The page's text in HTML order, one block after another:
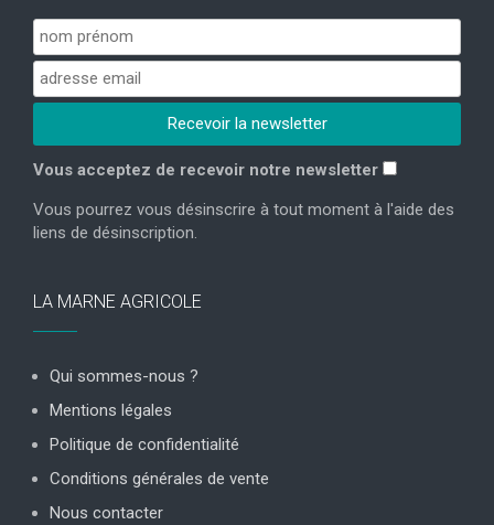
Vous acceptez de recevoir notre newsletter
Vous pourrez vous désinscrire à tout moment à l'aide des
liens de désinscription.
LA MARNE AGRICOLE
Qui sommes-nous ?
Mentions légales
Politique de confidentialité
Conditions générales de vente
Nous contacter